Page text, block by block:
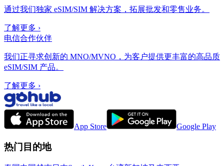
通过我们独家 eSIM/SIM 解决方案，拓展批发和零售业务。
了解更多 ›
电信合作伙伴
我们正寻求创新的 MNO/MVNO，为客户提供更丰富的高品质
eSIM/SIM 产品。
了解更多 ›
App Store Google Play
热门目的地